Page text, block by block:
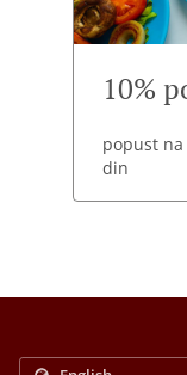
10%
popust
din